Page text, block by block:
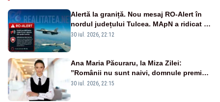
Alertă la graniță. Nou mesaj RO-Alert în
nordul județului Tulcea. MApN a ridicat de
la sol două avioane F-16
30 iul. 2026, 22:12
Ana Maria Păcuraru, la Miza Zilei:
”Românii nu sunt naivi, domnule premier
Bolojan”
30 iul. 2026, 22:15